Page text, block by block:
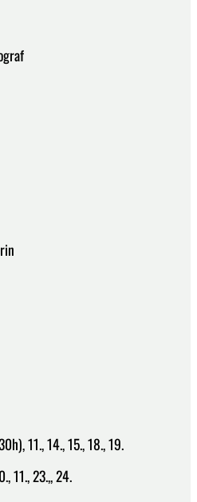
11., 14., 15., 18., 19.
11., 23.,, 24.